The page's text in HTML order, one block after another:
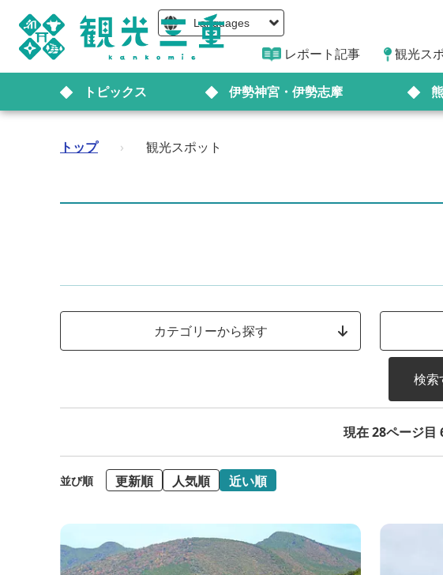
Languages
レポート記事 観光ス
トピックス 伊勢神宮・伊勢志摩
トップ › 観光スポット
カテゴリーから探す
検索
現在 28ページ目
並び順 更新順 人気順 近い順